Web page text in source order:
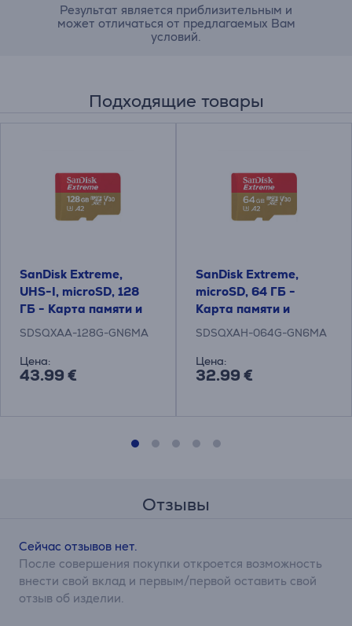
Результат является приблизительным и
может отличаться от предлагаемых Вам
условий.
Подходящие товары
SanDisk Extreme,
UHS-I, microSD, 128
ГБ - Карта памяти и
адаптер
SDSQXAA-128G-GN6MA
Цена:
43.99 €
SanDisk Extreme,
microSD, 64 ГБ -
Карта памяти и
адаптер
SDSQXAH-064G-GN6MA
Цена:
32.99 €
Отзывы
Сейчас отзывов нет.
После совершения покупки откроется возможность
внести свой вклад и первым/первой оставить свой
отзыв об изделии.